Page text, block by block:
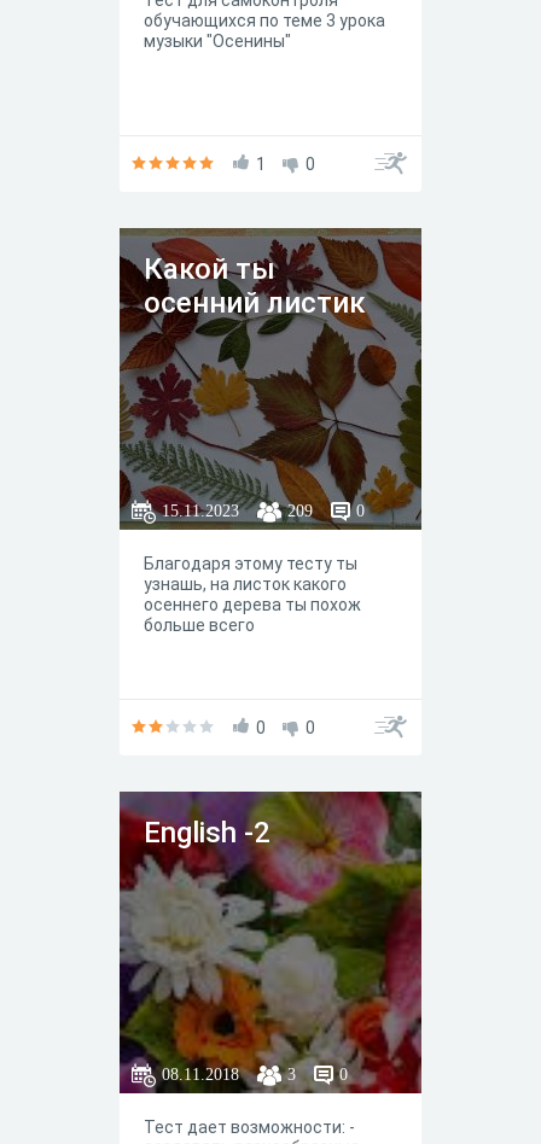
обучающихся по теме 3 урока
музыки "Осенины"
1 0
Какой ты
осенний листик
15.11.2023 209 0
Благодаря этому тесту ты
узнашь, на листок какого
осеннего дерева ты похож
больше всего
0 0
English -2
08.11.2018 3 0
Тест дает возможности: -